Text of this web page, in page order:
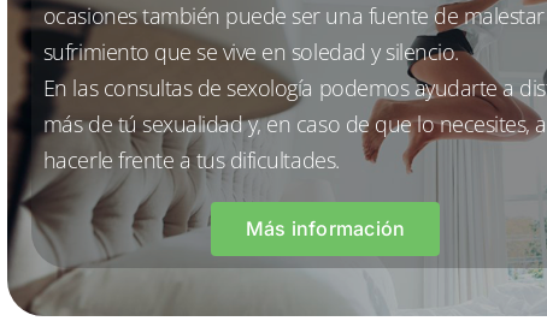
ocasiones también puede ser una fuente de
sufrimiento que se vive en soledad y silencio.
En las consultas de sexología podemos ayudarte a
más de tú sexualidad y, en caso de que lo necesites, a
hacerle frente a tus dificultades.
Más información